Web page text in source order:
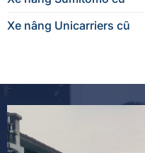
Xe nâng Unicarriers cũ